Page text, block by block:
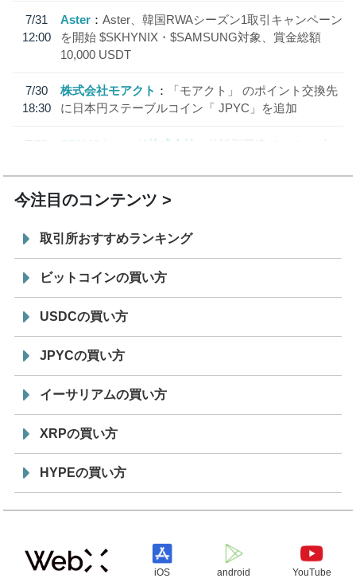
7/31
12:00
Aster
Aster、韓国RWAシーズン1取引キャンペーン
を開始 $SKHYNIX・$SAMSUNG対象、賞金総額
10,000 USDT
7/30
18:30
株式会社モアクト
「モアクト」 のポイント交換先
に日本円ステーブルコイン「 JPYC」を追加
7/29
SBI VCトレード株式会社
信託型円建てステーブル
今注目のコンテンツ
取引所おすすめランキング
ビットコインの買い方
USDCの買い方
JPYCの買い方
イーサリアムの買い方
XRPの買い方
HYPEの買い方
iOS android YouTube